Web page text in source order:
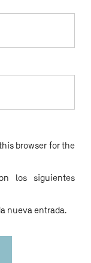
browser for the
los siguientes
nueva entrada.